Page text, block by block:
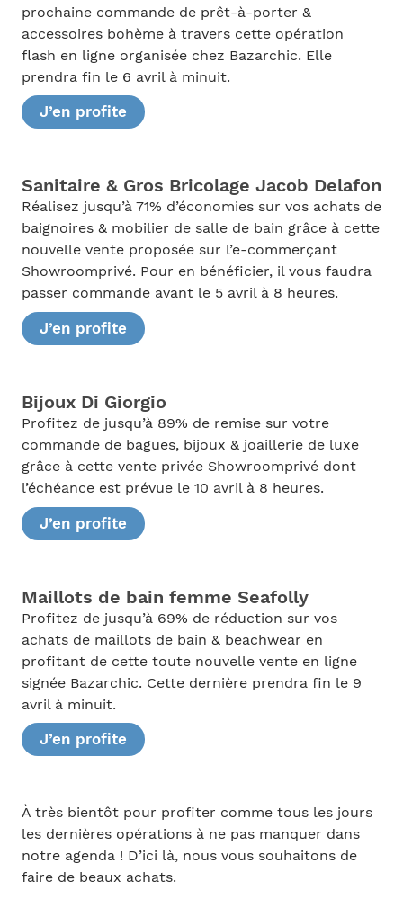
prochaine commande de prêt-à-porter &
accessoires bohème à travers cette opération
flash en ligne organisée chez Bazarchic. Elle
prendra fin le 6 avril à minuit.
J’en profite
Sanitaire & Gros Bricolage Jacob Delafon
Réalisez jusqu’à 71% d’économies sur vos achats de
baignoires & mobilier de salle de bain grâce à cette
nouvelle vente proposée sur l’e-commerçant
Showroomprivé. Pour en bénéficier, il vous faudra
passer commande avant le 5 avril à 8 heures.
J’en profite
Bijoux Di Giorgio
Profitez de jusqu’à 89% de remise sur votre
commande de bagues, bijoux & joaillerie de luxe
grâce à cette vente privée Showroomprivé dont
l’échéance est prévue le 10 avril à 8 heures.
J’en profite
Maillots de bain femme Seafolly
Profitez de jusqu’à 69% de réduction sur vos
achats de maillots de bain & beachwear en
profitant de cette toute nouvelle vente en ligne
signée Bazarchic. Cette dernière prendra fin le 9
avril à minuit.
J’en profite
À très bientôt pour profiter comme tous les jours
les dernières opérations à ne pas manquer dans
notre agenda ! D’ici là, nous vous souhaitons de
faire de beaux achats.